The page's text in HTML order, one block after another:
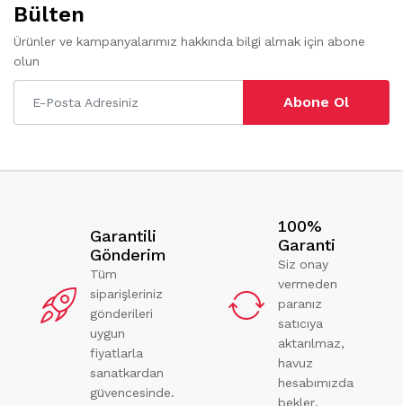
Bülten
Ürünler ve kampanyalarımız hakkında bilgi almak için abone
olun
Abone Ol
Garantili
Gönderim
Tüm
siparişleriniz
gönderileri
uygun
fiyatlarla
sanatkardan
güvencesinde.
100%
Garanti
Siz onay
vermeden
paranız
satıcıya
aktarılmaz,
havuz
hesabımızda
bekler.